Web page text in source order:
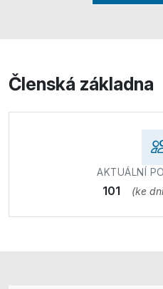
Členská základna
AKTUÁLNÍ
101 (ke